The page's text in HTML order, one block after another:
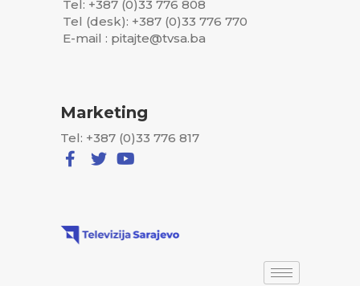
Tel: +387 (0)33 776 808
Tel (desk): +387 (0)33 776 770
E-mail : pitajte@tvsa.ba
Marketing
Tel: +387 (0)33 776 817